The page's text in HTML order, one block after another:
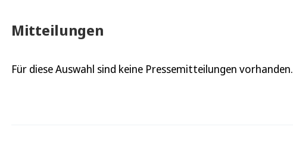
Mitteilungen
Für diese Auswahl sind keine Pressemitteilungen vorhanden.